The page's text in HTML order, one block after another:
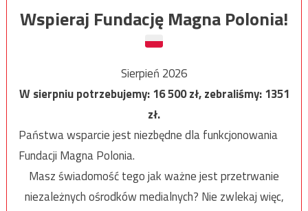
Wspieraj Fundację Magna Polonia!
Sierpień 2026
W sierpniu potrzebujemy:16 500zł, zebraliśmy:1351
zł.
Państwa wsparcie jest niezbędne dla funkcjonowania
Fundacji Magna Polonia.
Masz świadomość tego jak ważne jest przetrwanie
niezależnych ośrodków medialnych? Nie zwlekaj więc,